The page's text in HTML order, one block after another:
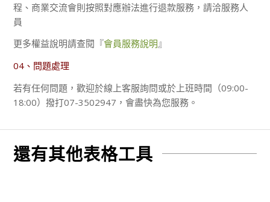
程、商業交流會則按照對應辦法進行退款服務，請洽服務人
員
更多權益說明請查閱『會員服務說明』
04、問題處理
若有任何問題，歡迎於線上客服詢問或於上班時間（09:00-
18:00）撥打07-3502947，會盡快為您服務。
還有其他表格工具